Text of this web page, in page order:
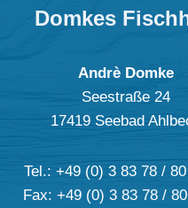
Domkes
Andrè Domke
Seestraße 24
17419 Seebad
Tel.: +49 (0) 3 83 78 /
Fax: +49 (0) 3 83 78 /